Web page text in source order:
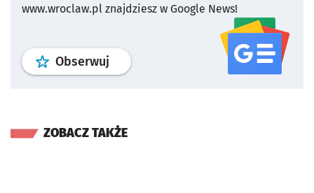
www.wroclaw.pl znajdziesz w Google News!
Obserwuj profil serwisu
ZOBACZ TAKŻE